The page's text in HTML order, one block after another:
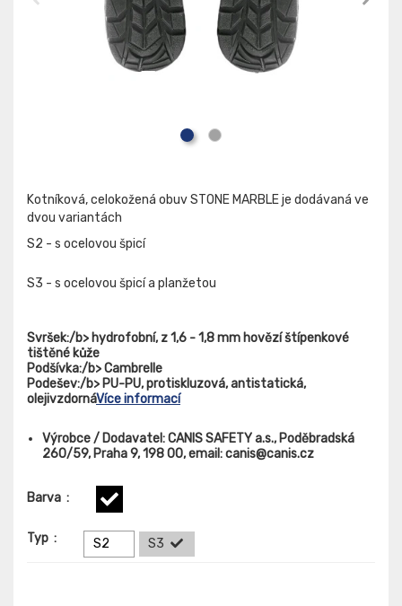
Kotníková, celokožená obuv STONE MARBLE je dodávaná ve
dvou variantách
S2 - s ocelovou špicí
S3 - s ocelovou špicí a planžetou
Svršek:/b> hydrofobní, z 1,6 - 1,8 mm hovězí štípenkové
tištěné kůže
Podšívka:/b> Cambrelle
Podešev:/b> PU-PU, protiskluzová, antistatická,
olejivzdornáVíce informací
Výrobce / Dodavatel:CANIS SAFETY a.s., Poděbradská
260/59, Praha 9, 198 00, email: canis@canis.cz
Barva :
Typ : S2 S3